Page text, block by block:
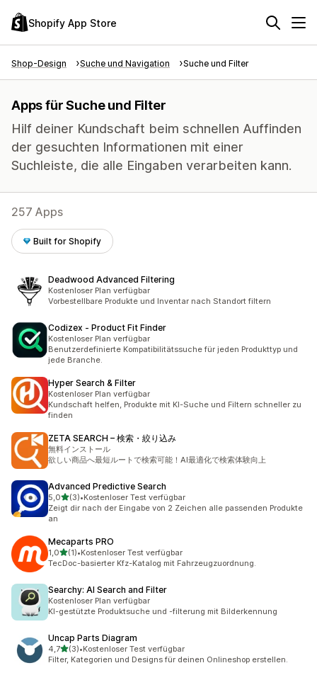
Shopify App Store
Shop-Design Suche und Navigation Suche und Filter
Apps für Suche und Filter
Hilf deiner Kundschaft beim schnellen Auffinden
der gesuchten Informationen mit einer
Suchleiste, die alle Eingaben verarbeiten kann.
257 Apps
Built for Shopify
Deadwood Advanced Filtering
Kostenloser Plan verfügbar
Vorbestellbare Produkte und Inventar nach Standort filtern
Codizex ‑ Product Fit Finder
Kostenloser Plan verfügbar
Benutzerdefinierte Kompatibilitätssuche für jeden Produkttyp und
jede Branche.
Hyper Search & Filter
Kostenloser Plan verfügbar
Kundschaft helfen, Produkte mit KI-Suche und Filtern schneller zu
finden
ZETA SEARCH – 検索・絞り込み
無料インストール
欲しい商品へ最短ルートで検索可能！AI最適化で検索体験向上
Advanced Predictive Search
5,0von 5 Sternen
(3)
3 Rezensionen insgesamt
•Kostenloser Test verfügbar
Zeigt dir nach der Eingabe von 2 Zeichen alle passenden Produkte
an
Mecaparts PRO
1,0von 5 Sternen
(1)
1 Rezensionen insgesamt
•Kostenloser Test verfügbar
TecDoc-basierter Kfz-Katalog mit Fahrzeugzuordnung.
Searchy: AI Search and Filter
Kostenloser Plan verfügbar
KI-gestützte Produktsuche und -filterung mit Bilderkennung
Uncap Parts Diagram
4,7von 5 Sternen
(3)
3 Rezensionen insgesamt
•Kostenloser Test verfügbar
Filter, Kategorien und Designs für deinen Onlineshop erstellen.